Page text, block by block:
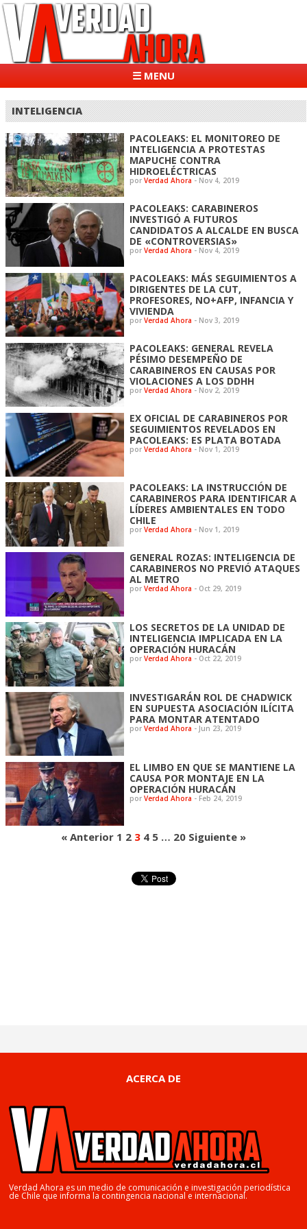
☰ MENU
INTELIGENCIA
PACOLEAKS: EL MONITOREO DE
INTELIGENCIA A PROTESTAS
MAPUCHE CONTRA
HIDROELÉCTRICAS
porVerdad Ahora - Nov 4, 2019
PACOLEAKS: CARABINEROS
INVESTIGÓ A FUTUROS
CANDIDATOS A ALCALDE EN BUSCA
DE «CONTROVERSIAS»
porVerdad Ahora - Nov 4, 2019
PACOLEAKS: MÁS SEGUIMIENTOS A
DIRIGENTES DE LA CUT,
PROFESORES, NO+AFP, INFANCIA Y
VIVIENDA
porVerdad Ahora - Nov 3, 2019
PACOLEAKS: GENERAL REVELA
PÉSIMO DESEMPEÑO DE
CARABINEROS EN CAUSAS POR
VIOLACIONES A LOS DDHH
porVerdad Ahora - Nov 2, 2019
EX OFICIAL DE CARABINEROS POR
SEGUIMIENTOS REVELADOS EN
PACOLEAKS: ES PLATA BOTADA
porVerdad Ahora - Nov 1, 2019
PACOLEAKS: LA INSTRUCCIÓN DE
CARABINEROS PARA IDENTIFICAR A
LÍDERES AMBIENTALES EN TODO
CHILE
porVerdad Ahora - Nov 1, 2019
GENERAL ROZAS: INTELIGENCIA DE
CARABINEROS NO PREVIÓ ATAQUES
AL METRO
porVerdad Ahora - Oct 29, 2019
LOS SECRETOS DE LA UNIDAD DE
INTELIGENCIA IMPLICADA EN LA
OPERACIÓN HURACÁN
porVerdad Ahora - Oct 22, 2019
INVESTIGARÁN ROL DE CHADWICK
EN SUPUESTA ASOCIACIÓN ILÍCITA
PARA MONTAR ATENTADO
porVerdad Ahora - Jun 23, 2019
EL LIMBO EN QUE SE MANTIENE LA
CAUSA POR MONTAJE EN LA
OPERACIÓN HURACÁN
porVerdad Ahora - Feb 24, 2019
« Anterior 1 2 3 4 5 … 20 Siguiente »
ACERCA DE
Verdad Ahora es un medio de comunicación e investigación periodística
de Chile que informa la contingencia nacional e internacional.